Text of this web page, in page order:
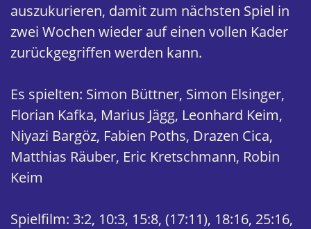
auszukurieren, damit zum nächsten Spiel in
zwei Wochen wieder auf einen vollen Kader
zurückgegriffen werden kann.
Es spielten: Simon Büttner, Simon Elsinger,
Florian Kafka, Marius Jägg, Leonhard Keim,
Niyazi Bargöz, Fabien Poths, Drazen Cica,
Matthias Räuber, Eric Kretschmann, Robin
Keim
Spielfilm: 3:2, 10:3, 15:8, (17:11), 18:16, 25:16,